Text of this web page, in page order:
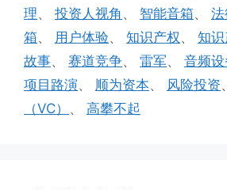
理、 投资人视角 、 智能音箱、
箱、 用户体验、 知识产权 、 知
故事、 赛道竞争、 雷军、 音频设
项目路演、 顺为资本、 风险投资
（VC） 、 高攀不起